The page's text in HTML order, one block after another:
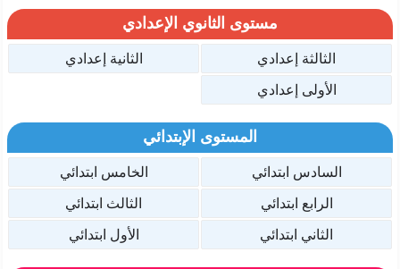
مستوى الثانوي الإعدادي
الثالثة إعدادي
الثانية إعدادي
الأولى إعدادي
المستوى الإبتدائي
السادس ابتدائي
الخامس ابتدائي
الرابع ابتدائي
الثالث ابتدائي
الثاني ابتدائي
الأول ابتدائي